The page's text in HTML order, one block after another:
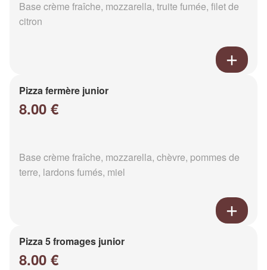
Base crème fraîche, mozzarella, truite fumée, filet de
citron
Pizza fermère junior
8.00 €
Base crème fraîche, mozzarella, chèvre, pommes de
terre, lardons fumés, miel
Pizza 5 fromages junior
8.00 €